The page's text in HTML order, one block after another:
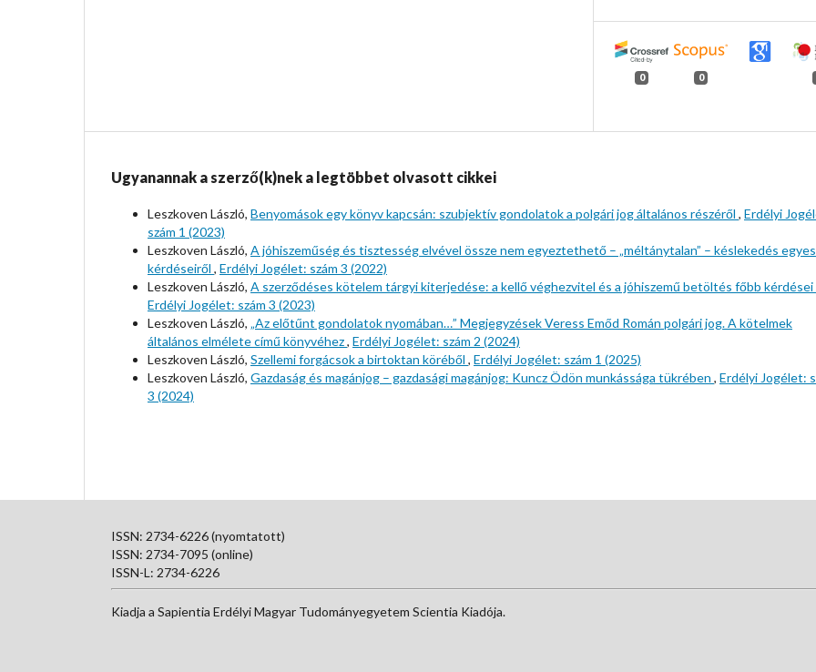
0 0
Ugyanannak a szerző(k)nek a legtöbbet olvasott cikkei
Leszkoven László, Benyomások egy könyv kapcsán: szubjektív gondolatok a polgári jog általános részéről , Erdélyi
szám 1 (2023)
Leszkoven László, A jóhiszeműség és tisztesség elvével össze nem egyeztethető – „méltánytalan” – késlekedés egyes
kérdéseiről , Erdélyi Jogélet: szám 3 (2022)
Leszkoven László, A szerződéses kötelem tárgyi kiterjedése: a kellő véghezvitel és a jóhiszemű betöltés főbb kérdései
Erdélyi Jogélet: szám 3 (2023)
Leszkoven László, „Az előtűnt gondolatok nyomában…” Megjegyzések Veress Emőd Román polgári jog. A kötelmek
általános elmélete című könyvéhez, Erdélyi Jogélet: szám 2 (2024)
Leszkoven László, Szellemi forgácsok a birtoktan köréből , Erdélyi Jogélet: szám 1 (2025)
Leszkoven László, Gazdaság és magánjog – gazdasági magánjog: Kuncz Ödön munkássága tükrében , Erdélyi Jogélet:
3 (2024)
ISSN: 2734-6226 (nyomtatott)
ISSN: 2734-7095 (online)
ISSN-L: 2734-6226
Kiadja a Sapientia Erdélyi Magyar Tudományegyetem Scientia Kiadója.